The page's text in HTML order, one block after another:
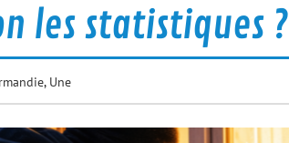
les statistiques ?
, Une